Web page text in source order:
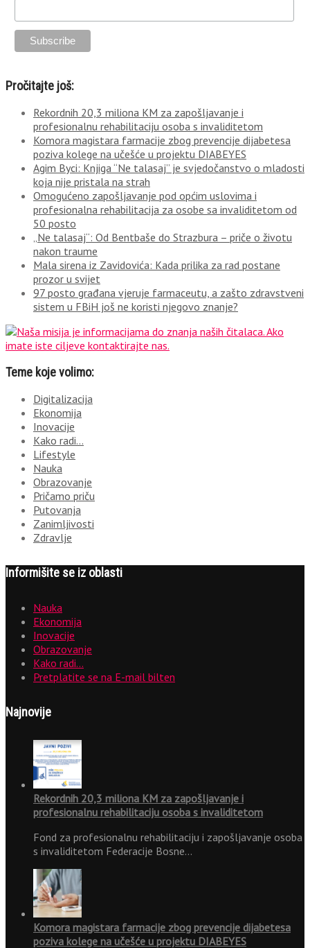
Pročitajte još:
Rekordnih 20,3 miliona KM za zapošljavanje i
profesionalnu rehabilitaciju osoba s invaliditetom
Komora magistara farmacije zbog prevencije dijabetesa
poziva kolege na učešće u projektu DIABEYES
Agim Byci: Knjiga “Ne talasaj” je svjedočanstvo o mladosti
koja nije pristala na strah
Omogućeno zapošljavanje pod općim uslovima i
profesionalna rehabilitacija za osobe sa invaliditetom od
50 posto
„Ne talasaj“: Od Bentbaše do Strazbura – priče o životu
nakon traume
Mala sirena iz Zavidovića: Kada prilika za rad postane
prozor u svijet
97 posto građana vjeruje farmaceutu, a zašto zdravstveni
sistem u FBiH još ne koristi njegovo znanje?
Teme koje volimo:
Digitalizacija
Ekonomija
Inovacije
Kako radi…
Lifestyle
Nauka
Obrazovanje
Pričamo priču
Putovanja
Zanimljivosti
Zdravlje
Informišite se iz oblasti
Nauka
Ekonomija
Inovacije
Obrazovanje
Kako radi…
Pretplatite se na E-mail bilten
Najnovije
Rekordnih 20,3 miliona KM za zapošljavanje i
profesionalnu rehabilitaciju osoba s invaliditetom
Fond za profesionalnu rehabilitaciju i zapošljavanje osoba
s invaliditetom Federacije Bosne…
Komora magistara farmacije zbog prevencije dijabetesa
poziva kolege na učešće u projektu DIABEYES